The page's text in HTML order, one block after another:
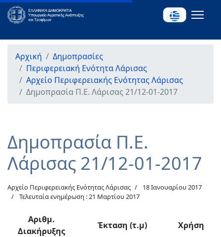
Αρχική
Δημοπρασίες
Περιφερειακή Ενότητα Λάρισας
Αρχείο Περιφερειακής Ενότητας Λάρισας
Δημοπρασία Π.Ε. Λάρισας 21/12-01-2017
Δημοπρασία Π.Ε.
Λάρισας 21/12-01-2017
Αρχείο Περιφερειακής Ενότητας Λάρισας
18 Ιανουαρίου 2017
Τελευταία ενημέρωση : 21 Μαρτίου 2017
Αριθμ.
Διακήρυξης
Έκταση (τ.μ) Χρήση